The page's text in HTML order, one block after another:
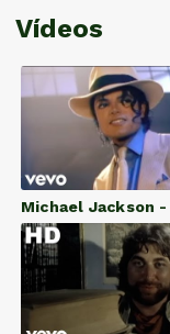
Vídeos